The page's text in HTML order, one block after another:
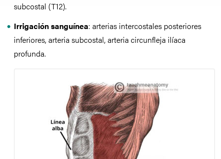
subcostal (T12).
Irrigación sanguínea: arterias intercostales posteriores
inferiores, arteria subcostal, arteria circunfleja ilíaca
profunda.